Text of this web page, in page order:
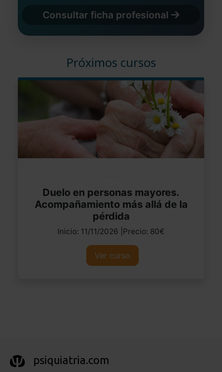
Consultar ficha profesional
Próximos cursos
Duelo en personas mayores.
Acompañamiento más allá de la
pérdida
Inicio: 11/11/2026 |Precio: 80€
Ver curso
psiquiatria.com